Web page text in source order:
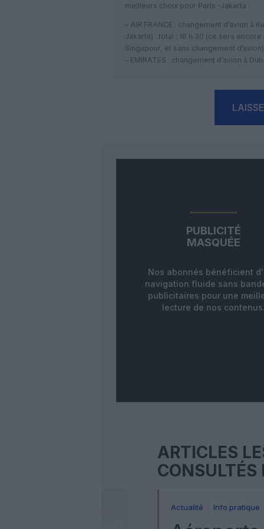
meilleurs choix pour Paris -Jakarta :
– AIR FRANCE : changement d’avion à
Jakarta) : total : 16 h 30 (ce sera
Singapour, et sans changement d’avion).
– EMIRATES : changement d’avion à
PUBLICITÉ
MASQUÉE
Nos abonnés bénéficient
navigation fluide sans
publicitaires pour une
lecture de nos contenus.
ARTICLES
CONSULTÉS
Actualité Info pratique